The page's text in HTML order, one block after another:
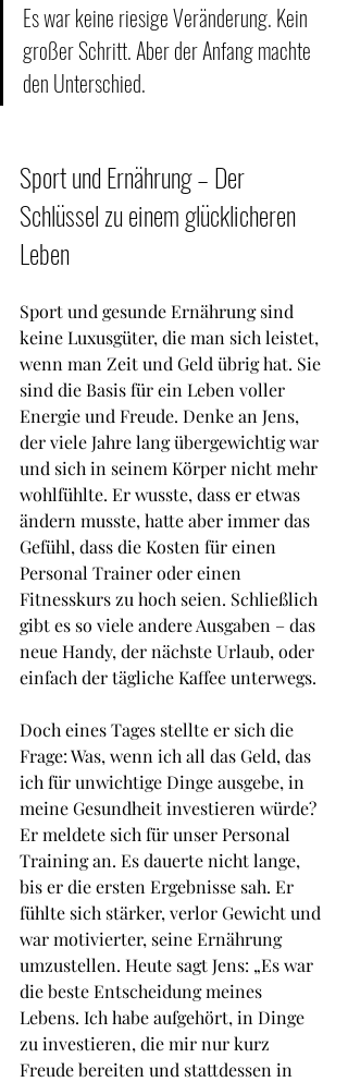
Es war keine riesige Veränderung. Kein
großer Schritt. Aber der Anfang machte
den Unterschied.
Sport und Ernährung – Der
Schlüssel zu einem glücklicheren
Leben
Sport und gesunde Ernährung sind
keine Luxusgüter, die man sich leistet,
wenn man Zeit und Geld übrig hat. Sie
sind die Basis für ein Leben voller
Energie und Freude. Denke an Jens,
der viele Jahre lang übergewichtig war
und sich in seinem Körper nicht mehr
wohlfühlte. Er wusste, dass er etwas
ändern musste, hatte aber immer das
Gefühl, dass die Kosten für einen
Personal Trainer oder einen
Fitnesskurs zu hoch seien. Schließlich
gibt es so viele andere Ausgaben – das
neue Handy, der nächste Urlaub, oder
einfach der tägliche Kaffee unterwegs.
Doch eines Tages stellte er sich die
Frage: Was, wenn ich all das Geld, das
ich für unwichtige Dinge ausgebe, in
meine Gesundheit investieren würde?
Er meldete sich für unser Personal
Training an. Es dauerte nicht lange,
bis er die ersten Ergebnisse sah. Er
fühlte sich stärker, verlor Gewicht und
war motivierter, seine Ernährung
umzustellen. Heute sagt Jens: „Es war
die beste Entscheidung meines
Lebens. Ich habe aufgehört, in Dinge
zu investieren, die mir nur kurz
Freude bereiten und stattdessen in